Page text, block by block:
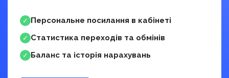
✓ Персональне посилання в кабінеті
✓ Статистика переходів та обмінів
✓ Баланс та історія нарахувань